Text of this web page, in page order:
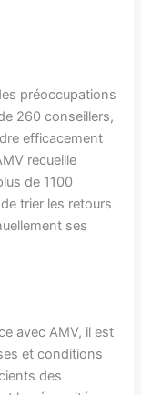
préoccupations
260 conseillers,
efficacement
recueille
de 1100
trier les retours
ses
avec AMV, il est
et conditions
des